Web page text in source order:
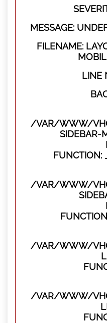
MESSAGE:
FILENAME:
LINE
/VAR/WWW/
SIDEBAR-
FUNCTION:
/VAR/WWW/
/VAR/WWW/
/VAR/WWW/